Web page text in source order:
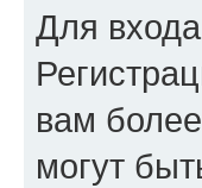
Для
вам
могут